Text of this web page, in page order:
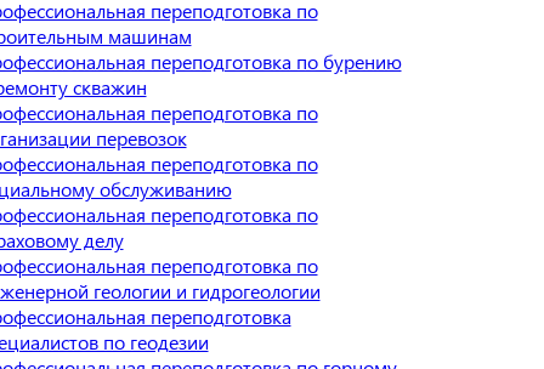
переподготовка по
машинам
переподготовка по бурению
скважин
переподготовка по
перевозок
переподготовка по
обслуживанию
переподготовка по
делу
переподготовка по
геологии и гидрогеологии
переподготовка
по геодезии